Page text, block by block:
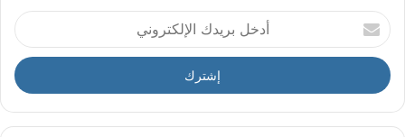
أ
د
خ
ل
ر